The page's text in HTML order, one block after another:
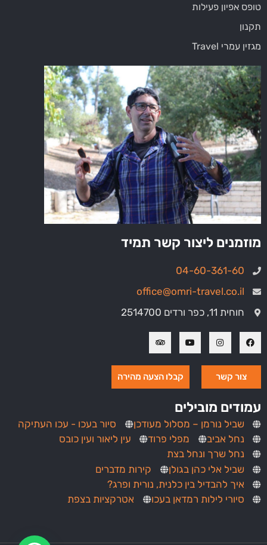
טופס אפיון פעילות
תקנון
מגזין עמרי Travel
מוזמנים ליצור קשר תמיד
04-60-361-60
office@omri-travel.co.il
חוחית 11, כפר ורדים 2514700
צור קשר קבלו הצעה מהירה
עמודים מובילים
שביל נורמן – מסלול מעודכן
סיור בעכו - עכו העתיקה
נחל אביב
מפלי פרוד
עין ליאור ועין כובס
נחל שרך ונחל בצת
שביל אלי כהן בגולן
קירות מדברים
איך להבדיל בין כלנית, נורית ופרג?
סיורי לילות רמדאן בעכו
אטרקציות בצפת